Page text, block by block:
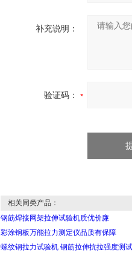
补充说明：
验证码：
相关同类产品：
钢筋焊接网架拉伸试验机质优价廉
彩涂钢板万能拉力测定仪品质有保障
螺纹钢拉力试验机 钢筋拉伸抗拉强度测